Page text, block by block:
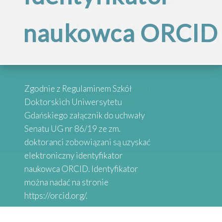
szkół doktorskich
Przypominamy, że po reorganizacji
Szkół Doktorskich UG obsługą
administracyjną zajmują się
wybrane osoby przy danych
Wydziałach
naukowca ORCID
Zgodnie z Regulaminem Szkół
Doktorskich Uniwersytetu
Gdańskiego załącznik do uchwały
Senatu UG nr 86/19 ze zm.
doktoranci zobowiązani są uzyskać
elektroniczny identyfikator
naukowca ORCID. Identyfikator
można nadać na stronie
https://orcid.org/.
Szkół
Doktorskich
Uniwersytetu
Gdańskiego”
historie
absolwentów
zapoznania się z historiami osób,
które uzyskały stopień doktora.
Absolwenci studiów doktoranckich
SEA-EU DOC opowiadają o swoich